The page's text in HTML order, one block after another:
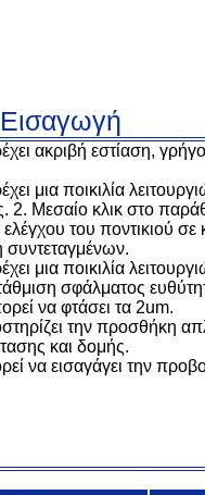
Εισαγωγή
ακριβή εστίαση,
μια ποικιλία
2. Μεσαίο κλικ στο
του ποντικιού
συντεταγμένων.
μια ποικιλία
σφάλματος
να φτάσει τα 2um.
την προσθήκη
και δομής.
να εισαγάγει την